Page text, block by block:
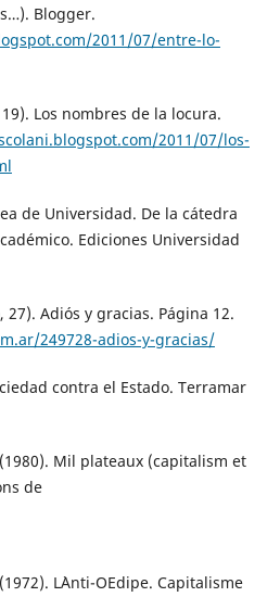
Blogger.
2011/07/entre-lo-
Los nombres de la locura.
2011/07/los-
de Universidad. De la cátedra
Ediciones Universidad
27). Adiós y gracias. Página 12.
249728-adios-y-gracias/
contra el Estado. Terramar
Mil plateaux (capitalism et
de
L`Anti-OEdipe. Capitalisme